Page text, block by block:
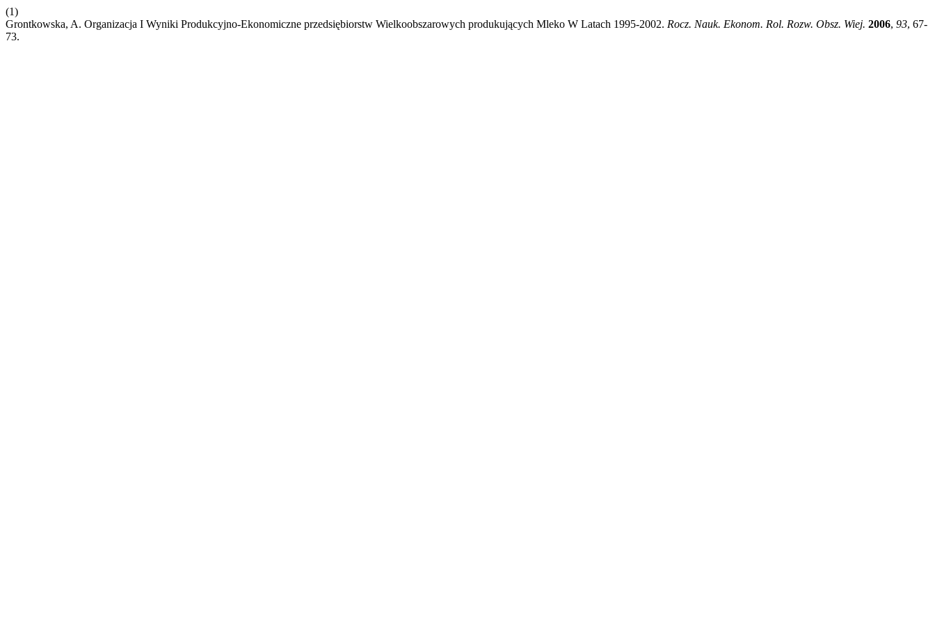
(1)
Grontkowska, A. Organizacja I Wyniki Produkcyjno-Ekonomiczne przedsiębiorstw Wielkoobszarowych produkujących Mleko W Latach 1995-2002. Rocz. Nauk. Ekonom. Rol. Rozw. Obsz. Wiej. 2006, 93, 67-
73.